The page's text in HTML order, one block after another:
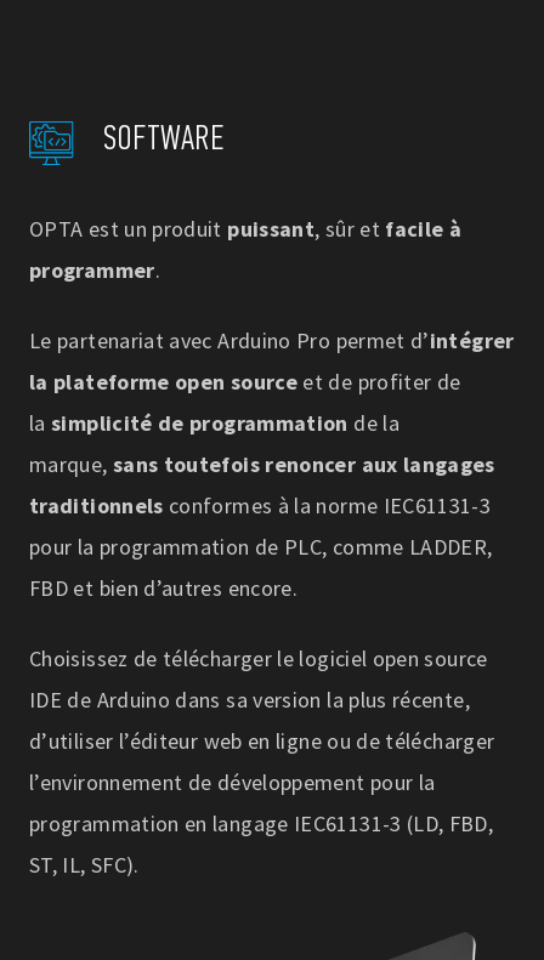
SOFTWARE
OPTA est un produit puissant, sûr et facile à
programmer.
Le partenariat avec Arduino Pro permet d’intégrer
la plateforme open source et de profiter de
lasimplicité de programmation de la
marque, sans toutefois renoncer aux langages
traditionnels conformes à la norme IEC61131-3
pour la programmation de PLC, comme LADDER,
FBD et bien d’autres encore.
Choisissez de télécharger le logiciel open source
IDE de Arduino dans sa version la plus récente,
d’utiliser l’éditeur web en ligne ou de télécharger
l’environnement de développement pour la
programmation en langage IEC61131-3 (LD, FBD,
ST, IL, SFC).